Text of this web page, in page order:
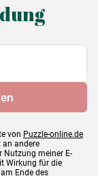
von Puzzle-online.de
an andere
Nutzung meiner E-
Wirkung für die
Ende des